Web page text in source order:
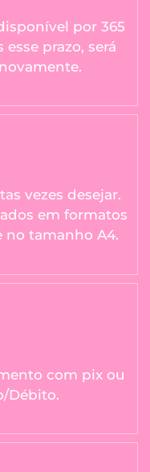
por 365
prazo, será
vezes desejar.
em formatos
no tamanho A4.
com pix ou
Débito.